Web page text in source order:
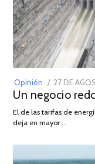
Opinión
POSTED
ON
27 DE
Un negocio
El de las tarifas de
deja en mayor …